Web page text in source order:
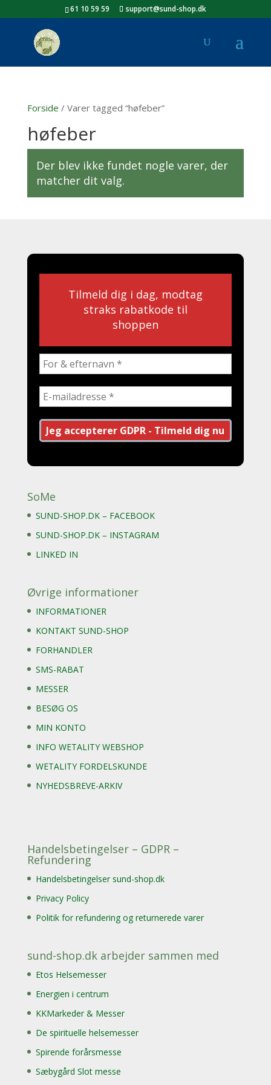
61 10 59 59 support@sund-shop.dk
Forside / Varer tagged “høfeber”
høfeber
Der blev ikke fundet nogle varer, der
matcher dit valg.
Tilmeld dig i dag, modtag
straks rabatkode til
shoppen
SoMe
SUND-SHOP.DK – FACEBOOK
SUND-SHOP.DK – INSTAGRAM
LINKED IN
Øvrige informationer
INFORMATIONER
KONTAKT SUND-SHOP
FORHANDLER
SMS-RABAT
MESSER
BESØG OS
MIN KONTO
INFO WETALITY WEBSHOP
WETALITY FORDELSKUNDE
NYHEDSBREVE-ARKIV
Handelsbetingelser – GDPR –
Refundering
Handelsbetingelser sund-shop.dk
Privacy Policy
Politik for refundering og returnerede varer
sund-shop.dk arbejder sammen med
Etos Helsemesser
Energien i centrum
KKMarkeder & Messer
De spirituelle helsemesser
Spirende forårsmesse
Sæbygård Slot messe